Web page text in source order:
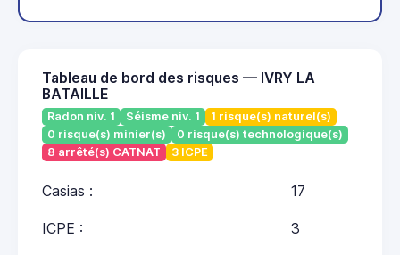
Tableau de bord des risques — IVRY LA
BATAILLE
Radon niv. 1 Séisme niv. 1
1 risque(s) naturel(s)
0 risque(s) minier(s)
0 risque(s) technologique(s)
8 arrêté(s) CATNAT
3 ICPE
Casias : 17
ICPE : 3